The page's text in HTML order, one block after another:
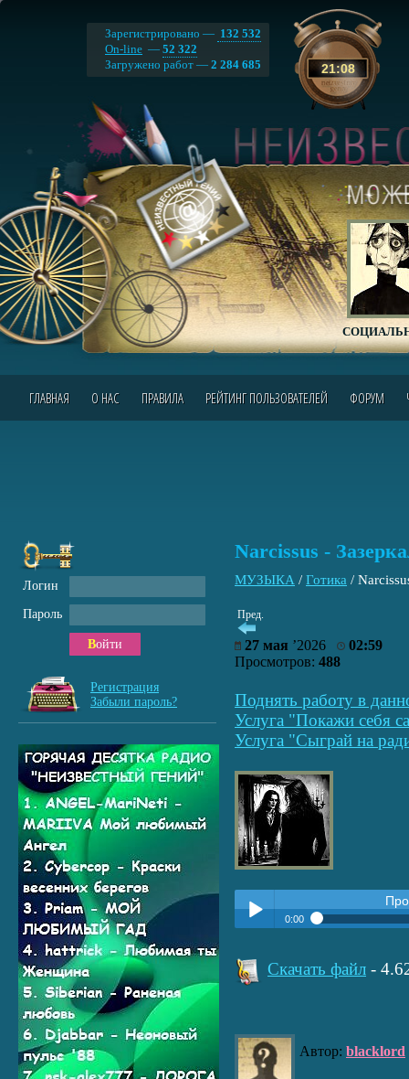
21:08
Зарегистрировано — 132 532
On-line — 52 322
Загружено работ — 2 284 685
ГЛАВНАЯ О НАС ПРАВИЛА РЕЙТИНГ ПОЛЬЗОВАТЕЛЕЙ ФОРУМ
Narcissus -
МУЗЫКА / Готика /
Пред.
27 мая ’2026
02:59
Просмотров: 488
Поднять работу в
Услуга "Покажи себя
Услуга "Сыграй на
Play /
0:00
Скачать файл -
Автор: blacklord
Логин
Пароль
Войти
Регистрация
Забыли пароль?